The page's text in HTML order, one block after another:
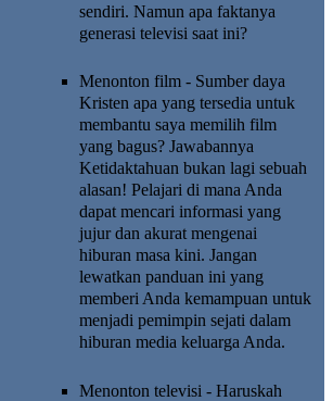
sendiri. Namun apa faktanya
generasi televisi saat ini?
Menonton film - Sumber daya
Kristen apa yang tersedia untuk
membantu saya memilih film
yang bagus? Jawabannya
Ketidaktahuan bukan lagi sebuah
alasan! Pelajari di mana Anda
dapat mencari informasi yang
jujur dan akurat mengenai
hiburan masa kini. Jangan
lewatkan panduan ini yang
memberi Anda kemampuan untuk
menjadi pemimpin sejati dalam
hiburan media keluarga Anda.
Menonton televisi - Haruskah